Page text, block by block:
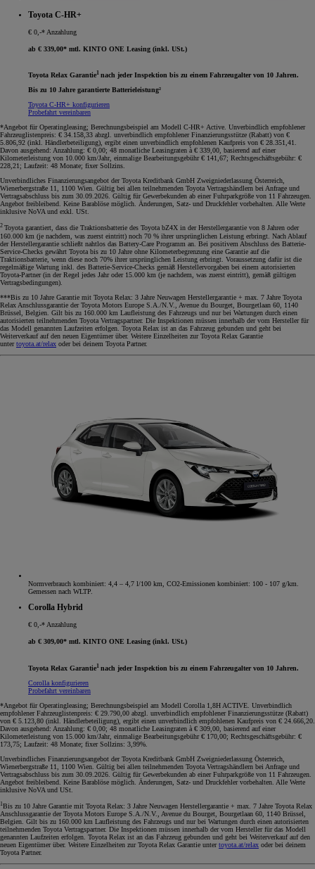
Toyota C-HR+
€ 0,-* Anzahlung
ab € 339,00* mtl. KINTO ONE Leasing (inkl. USt.)
Toyota Relax Garantie1 nach jeder Inspektion bis zu einem Fahrzeugalter von 10 Jahren.
Bis zu 10 Jahre garantierte Batterieleistung²
Toyota C-HR+ konfigurieren
Probefahrt vereinbaren
*Angebot für Operatingleasing; Berechnungsbeispiel am Modell C-HR+ Active. Unverbindlich empfohlener
Fahrzeuglistenpreis: € 34.158,33 abzgl. unverbindlich empfohlener Finanzierungsstütze (Rabatt) von €
5.806,92 (inkl. Händlerbeteiligung), ergibt einen unverbindlich empfohlenen Kaufpreis von € 28.351,41.
Davon ausgehend: Anzahlung: € 0,00; 48 monatliche Leasingraten à € 339,00, basierend auf einer
Kilometerleistung von 10.000 km/Jahr, einmalige Bearbeitungsgebühr € 141,67; Rechtsgeschäftsgebühr: €
228,21; Laufzeit: 48 Monate; fixer Sollzins.
Unverbindliches Finanzierungsangebot der Toyota Kreditbank GmbH Zweigniederlassung Österreich,
Wienerbergstraße 11, 1100 Wien. Gültig bei allen teilnehmenden Toyota Vertragshändlern bei Anfrage und
Vertragsabschluss bis zum 30.09.2026. Gültig für Gewerbekunden ab einer Fuhrparkgröße von 11 Fahrzeugen.
Angebot freibleibend. Keine Barablöse möglich. Änderungen, Satz- und Druckfehler vorbehalten. Alle Werte
inklusive NoVA und exkl. USt.
2 Toyota garantiert, dass die Traktionsbatterie des Toyota bZ4X in der Herstellergarantie von 8 Jahren oder
160.000 km (je nachdem, was zuerst eintritt) noch 70 % ihrer ursprünglichen Leistung erbringt. Nach Ablauf
der Herstellergarantie schließt nahtlos das Battery-Care Programm an. Bei positivem Abschluss des Batterie-
Service-Checks gewährt Toyota bis zu 10 Jahre ohne Kilometerbegrenzung eine Garantie auf die
Traktionsbatterie, wenn diese noch 70% ihrer ursprünglichen Leistung erbringt. Voraussetzung dafür ist die
regelmäßige Wartung inkl. des Batterie-Service-Checks gemäß Herstellervorgaben bei einem autorisierten
Toyota-Partner (in der Regel jedes Jahr oder 15.000 km (je nachdem, was zuerst eintritt), gemäß gültigen
Vertragsbedingungen).
***Bis zu 10 Jahre Garantie mit Toyota Relax: 3 Jahre Neuwagen Herstellergarantie + max. 7 Jahre Toyota
Relax Anschlussgarantie der Toyota Motors Europe S.A./N.V., Avenue du Bourget, Bourgetlaan 60, 1140
Brüssel, Belgien. Gilt bis zu 160.000 km Laufleistung des Fahrzeugs und nur bei Wartungen durch einen
autorisierten teilnehmenden Toyota Vertragspartner. Die Inspektionen müssen innerhalb der vom Hersteller für
das Modell genannten Laufzeiten erfolgen. Toyota Relax ist an das Fahrzeug gebunden und geht bei
Weiterverkauf auf den neuen Eigentümer über. Weitere Einzelheiten zur Toyota Relax Garantie
untertoyota.at/relax oder bei deinem Toyota Partner.
Normverbrauch kombiniert: 4,4 – 4,7 l/100 km, CO2-Emissionen kombiniert: 100 - 107 g/km.
Gemessen nach WLTP.
Corolla Hybrid
€ 0,-* Anzahlung
ab € 309,00* mtl. KINTO ONE Leasing (inkl. USt.)
Toyota Relax Garantie nach jeder Inspektion bis zu einem Fahrzeugalter von 10 Jahren.
Corolla konfigurieren
Probefahrt vereinbaren
*Angebot für Operatingleasing; Berechnungsbeispiel am Modell Corolla 1,8H ACTIVE. Unverbindlich
empfohlener Fahrzeuglistenpreis: € 29.790,00 abzgl. unverbindlich empfohlener Finanzierungsstütze (Rabatt)
von € 5.123,80 (inkl. Händlerbeteiligung), ergibt einen unverbindlich empfohlenen Kaufpreis von € 24.666,20.
Davon ausgehend: Anzahlung: € 0,00; 48 monatliche Leasingraten à € 309,00, basierend auf einer
Kilometerleistung von 15.000 km/Jahr, einmalige Bearbeitungsgebühr € 170,00; Rechtsgeschäftsgebühr: €
173,75; Laufzeit: 48 Monate; fixer Sollzins: 3,99%.
Unverbindliches Finanzierungsangebot der Toyota Kreditbank GmbH Zweigniederlassung Österreich,
Wienerbergstraße 11, 1100 Wien. Gültig bei allen teilnehmenden Toyota Vertragshändlern bei Anfrage und
Vertragsabschluss bis zum 30.09.2026. Gültig für Gewerbekunden ab einer Fuhrparkgröße von 11 Fahrzeugen.
Angebot freibleibend. Keine Barablöse möglich. Änderungen, Satz- und Druckfehler vorbehalten. Alle Werte
inklusive NoVA und USt.
1Bis zu 10 Jahre Garantie mit Toyota Relax: 3 Jahre Neuwagen Herstellergarantie + max. 7 Jahre Toyota Relax
Anschlussgarantie der Toyota Motors Europe S.A./N.V., Avenue du Bourget, Bourgetlaan 60, 1140 Brüssel,
Belgien. Gilt bis zu 160.000 km Laufleistung des Fahrzeugs und nur bei Wartungen durch einen autorisierten
teilnehmenden Toyota Vertragspartner. Die Inspektionen müssen innerhalb der vom Hersteller für das Modell
genannten Laufzeiten erfolgen. Toyota Relax ist an das Fahrzeug gebunden und geht bei Weiterverkauf auf den
neuen Eigentümer über. Weitere Einzelheiten zur Toyota Relax Garantie untertoyota.at/relax oder bei deinem
Toyota Partner.